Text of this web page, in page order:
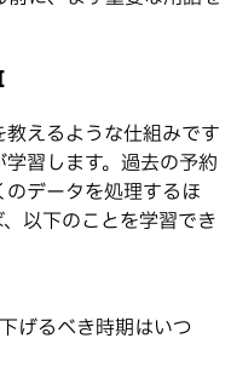
えるような仕組みです
習します。過去の予約
データを処理するほ
以下のことを学習でき
げるべき時期はいつ